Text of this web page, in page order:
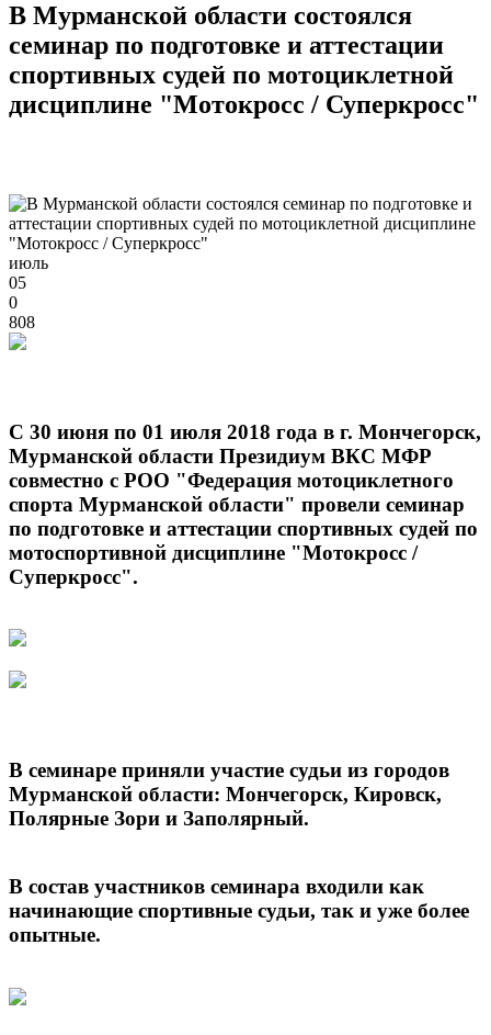
В Мурманской области состоялся
семинар по подготовке и аттестации
спортивных судей по мотоциклетной
дисциплине "Мотокросс / Суперкросс"
июль
05
0
808
С 30 июня по 01 июля 2018 года в г. Мончегорск,
Мурманской области Президиум ВКС МФР
совместно с РОО "Федерация мотоциклетного
спорта Мурманской области" провели семинар
по подготовке и аттестации спортивных судей по
мотоспортивной дисциплине "Мотокросс /
Суперкросс".
В семинаре приняли участие судьи из городов
Мурманской области: Мончегорск, Кировск,
Полярные Зори и Заполярный.
В состав участников семинара входили как
начинающие спортивные судьи, так и уже более
опытные.